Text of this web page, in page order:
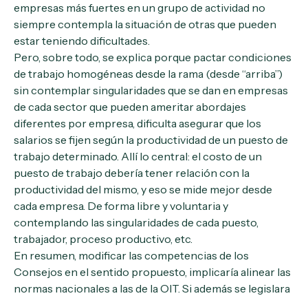
empresas más fuertes en un grupo de actividad no
siempre contempla la situación de otras que pueden
estar teniendo dificultades.
Pero, sobre todo, se explica porque pactar condiciones
de trabajo homogéneas desde la rama (desde “arriba”)
sin contemplar singularidades que se dan en empresas
de cada sector que pueden ameritar abordajes
diferentes por empresa, dificulta asegurar que los
salarios se fijen según la productividad de un puesto de
trabajo determinado. Allí lo central: el costo de un
puesto de trabajo debería tener relación con la
productividad del mismo, y eso se mide mejor desde
cada empresa. De forma libre y voluntaria y
contemplando las singularidades de cada puesto,
trabajador, proceso productivo, etc.
En resumen, modificar las competencias de los
Consejos en el sentido propuesto, implicaría alinear las
normas nacionales a las de la OIT. Si además se legislara